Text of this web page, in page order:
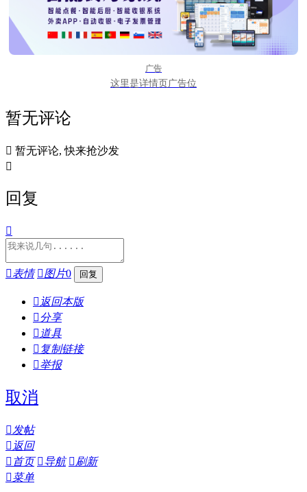
广告
这里是详情页广告位
暂无评论
 暂无评论, 快来抢沙发

回复

表情 图片0
 返回本版
分享
 道具
 复制链接
举报
取消
发帖
 返回
 首页 导航 刷新
菜单